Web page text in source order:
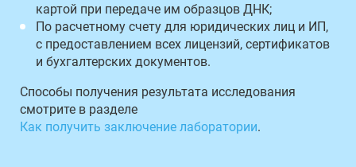
картой при передаче им образцов ДНК;
По расчетному счету для юридических лиц и ИП,
с предоставлением всех лицензий, сертификатов
и бухгалтерских документов.
Способы получения результата исследования
смотрите в разделе
Как получить заключение лаборатории.